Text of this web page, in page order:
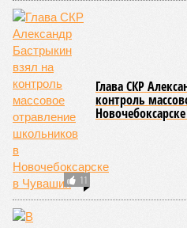
11
Глава СКР
контроль